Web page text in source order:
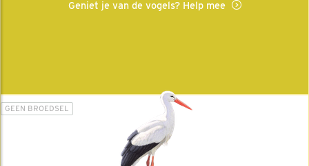
Geniet je van de vogels? Help mee
GEEN BROEDSEL